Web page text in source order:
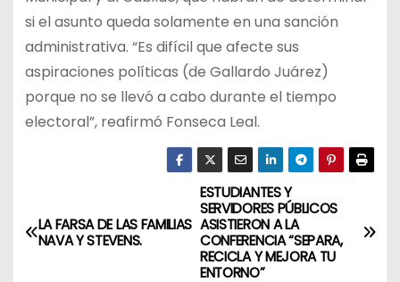
si el asunto queda solamente en una sanción
administrativa. “Es difícil que afecte sus
aspiraciones políticas (de Gallardo Juárez)
porque no se llevó a cabo durante el tiempo
electoral”, reafirmó Fonseca Leal.
a
ESTUDIANTES Y
SERVIDORES PÚBLICOS
ASISTIERON A LA
CONFERENCIA “SEPARA,
RECICLA Y MEJORA TU
ENTORNO”
LA FARSA DE LAS FAMILIAS
NAVA Y STEVENS.